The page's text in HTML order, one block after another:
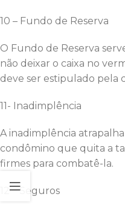
10 – Fundo de Reserva
O Fundo de Reserva
não deixar o caixa no
deve ser estipulado pela
11- Inadimplência
A inadimplência
condômino que quita a
firmes para combatê-la.
12 – Seguros